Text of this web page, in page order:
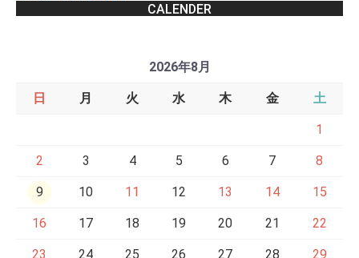
CALENDER
2026年8月
日 月 火 水 木 金 土
1
2 3 4 5 6 7 8
9 10 11 12 13 14 15
16 17 18 19 20 21 22
23 24 25 26 27 28 29